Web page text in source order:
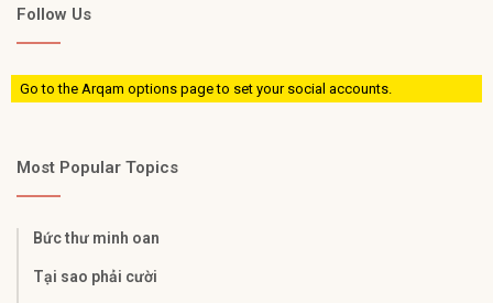
Follow Us
Go to the Arqam options page to set your social accounts.
Most Popular Topics
Bức thư minh oan
Tại sao phải cười